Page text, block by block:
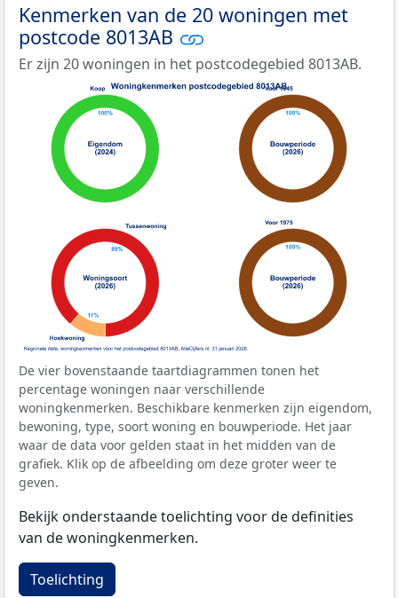
Kenmerken van de 20 woningen met
postcode 8013AB
Er zijn 20 woningen in het postcodegebied 8013AB.
De vier bovenstaande taartdiagrammen tonen het
percentage woningen naar verschillende
woningkenmerken. Beschikbare kenmerken zijn eigendom,
bewoning, type, soort woning en bouwperiode. Het jaar
waar de data voor gelden staat in het midden van de
grafiek. Klik op de afbeelding om deze groter weer te
geven.
Bekijk onderstaande toelichting voor de definities
van de woningkenmerken.
Toelichting